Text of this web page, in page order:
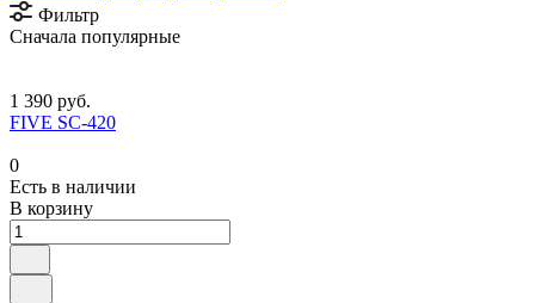
Фильтр
Сначала популярные
1 390 руб.
FIVE SC-420
0
Есть в наличии
В корзину